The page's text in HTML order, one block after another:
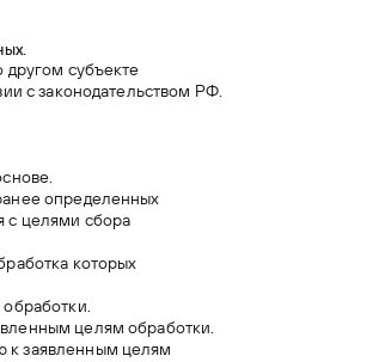
субъекте
с законодательством РФ.
определенных
с целями сбора
которых
целям обработки.
к заявленным целям